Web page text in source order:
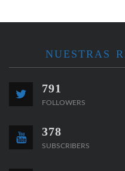
NUESTRAS
791
FOLLOWERS
378
SUBSCRIBERS